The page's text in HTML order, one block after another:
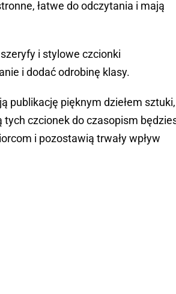
łatwe do odczytania i mają
i stylowe czcionki
i dodać odrobinę klasy.
publikację pięknym dziełem sztuki,
czcionek do czasopism
i pozostawią trwały wpływ